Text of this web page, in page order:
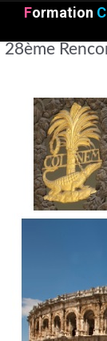
Formation C
28ème